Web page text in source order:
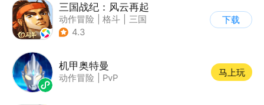
三国战纪：风云再起
动作冒险 格斗
三国
| 横版过关
4.3
下载
机甲奥特曼
动作冒险 PvP
马上玩